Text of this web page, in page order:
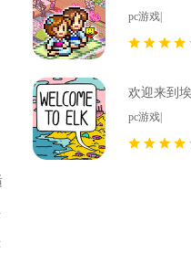
pc游戏|
pc游戏|